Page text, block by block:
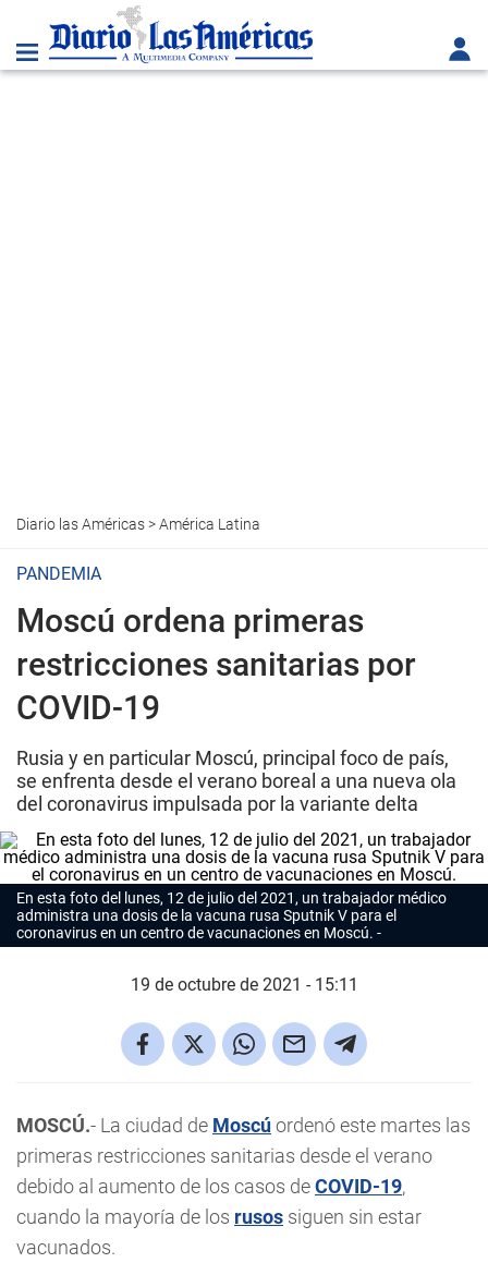
Diario las Américas>América Latina
PANDEMIA
Moscú ordena primeras
restricciones sanitarias por
COVID-19
Rusia y en particular Moscú, principal foco de país,
se enfrenta desde el verano boreal a una nueva ola
del coronavirus impulsada por la variante delta
En esta foto del lunes, 12 de julio del 2021, un trabajador médico
administra una dosis de la vacuna rusa Sputnik V para el
coronavirus en un centro de vacunaciones en Moscú.
19 de octubre de 2021 - 15:11
MOSCÚ.- La ciudad de Moscúordenó este martes las
primeras restricciones sanitarias desde el verano
debido al aumento de los casos deCOVID-19,
cuando la mayoría de los rusos siguen sin estar
vacunados.